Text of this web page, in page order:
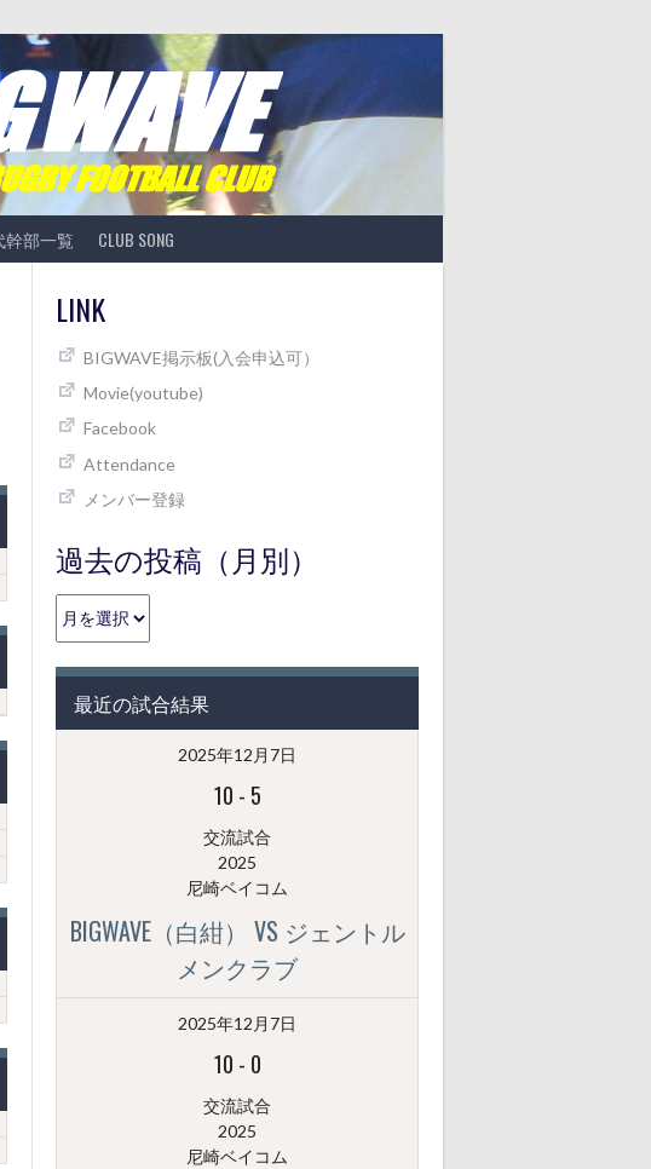
幹部一覧 CLUB SONG
LINK
BIGWAVE掲示板(入会申込可）
Movie(youtube)
Facebook
Attendance
メンバー登録
過去の投稿（月別）
去
投
（月
最近の試合結果
2025年12月7日
10 - 5
交流試合
2025
尼崎ベイコム
BIGWAVE（白紺） VS ジェントル
メンクラブ
2025年12月7日
10 - 0
交流試合
2025
尼崎ベイコム